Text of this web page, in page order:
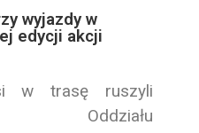
wyjazdy w
edycji akcji
w trasę ruszyli
Oddziału